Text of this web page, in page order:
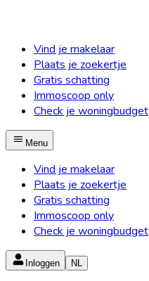
Vind je makelaar
Plaats je zoekertje
Gratis schatting
Immoscoop only
Check je woningbudget
Menu
Vind je makelaar
Plaats je zoekertje
Gratis schatting
Immoscoop only
Check je woningbudget
Inloggen NL